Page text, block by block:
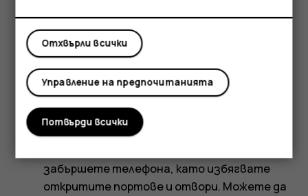
евентуалните петна, образувани от
препарата.
Как безопасно да дезинфекцирате и
почиствате телефона с кърпичка на спиртна
основа
Използвайте кърпичка, напоена със 70%
забършете телефона, като избягвате
откритите портове и отвори. Можете да
Отхвърли всички
Управление на предпочитанията
Потвърди всички